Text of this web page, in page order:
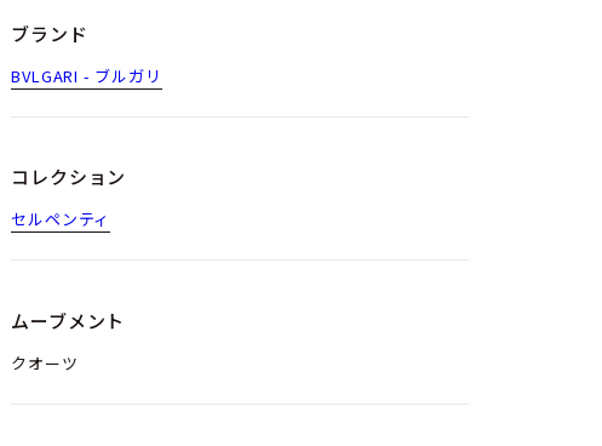
ブランド
BVLGARI - ブルガリ
コレクション
セルペンティ
ムーブメント
クオーツ